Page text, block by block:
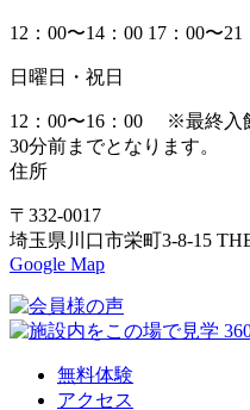
12：00〜14：00 17：00〜21
日曜日・祝日
12：00〜16：00
※最終入
30分前までとなります。
住所
〒332-0017
埼玉県川口市栄町3-8-15
Google Map
無料体験
アクセス